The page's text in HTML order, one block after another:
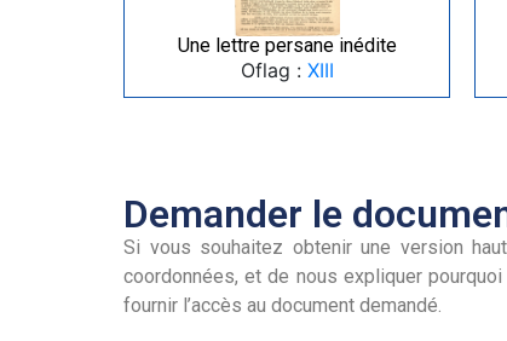
Une lettre persane inédite
Oflag : XIII
Demander le
Si vous souhaitez obtenir une version
coordonnées, et de nous expliquer
fournir l’accès au document demandé.